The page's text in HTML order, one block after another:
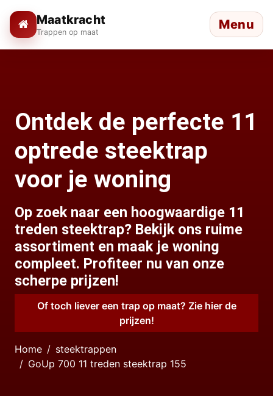
Maatkracht
Trappen op maat Menu
Ontdek de perfecte 11
optrede steektrap
voor je woning
Op zoek naar een hoogwaardige 11
treden steektrap? Bekijk ons ruime
assortiment en maak je woning
compleet. Profiteer nu van onze
scherpe prijzen!
Of toch liever een trap op maat? Zie hier de
prijzen!
Home
steektrappen
GoUp 700 11 treden steektrap 155